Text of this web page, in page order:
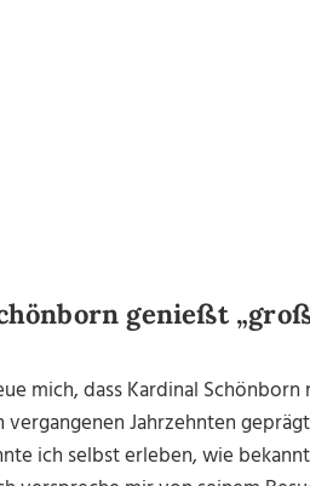
genießt
mich, dass Kardinal Schönborn
Jahrzehnten
ich selbst erleben, wie